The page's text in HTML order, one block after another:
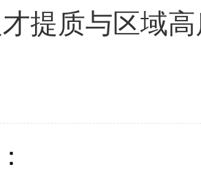
提质与区域